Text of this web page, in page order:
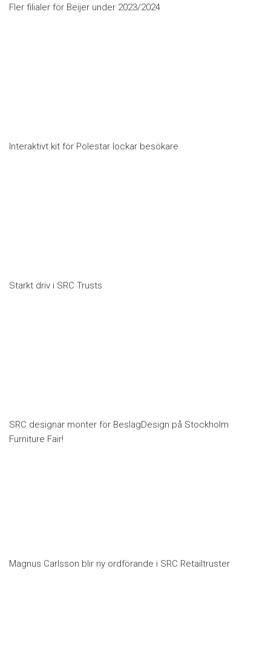
Fler filialer för Beijer under 2023/2024
Interaktivt kit för Polestar lockar besökare
Starkt driv i SRC Trusts
SRC designar monter för BeslagDesign på Stockholm
Furniture Fair!
Magnus Carlsson blir ny ordförande i SRC Retailtruster